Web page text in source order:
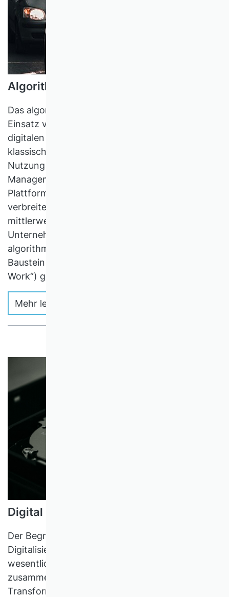
Algorithmisches Management
Das algorithmische Management bezeichnet den
Einsatz von intelligenten Algorithmen und
digitalen Technologien zur Automatisierung von
klassischen Managementaufgaben. Während die
Nutzung von algorithmischen
Managementpraktiken in Unternehmen der
Plattformökonomie (z. B. Uber) bereits weit
verbreitet ist, werden entsprechende Praktiken
mittlerweile auch verstärkt von traditionellen
Unternehmen genutzt. Insofern kann im
algorithmischen Management ein zentraler
Baustein der Zukunft der Arbeit („Future of
Work“) gesehen werden.
Mehr lesen
Digital Servitization in der Industrie
Der Begriff Digital Servitization führt die
Digitalisierung und Servitization als zwei
wesentliche Entwicklungen in der Industrie
zusammen. Er macht deutlich, dass die
Transformation von Produzenten zu